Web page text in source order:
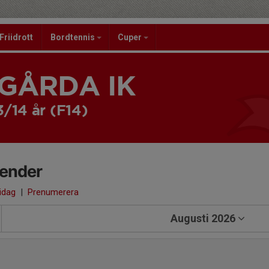
Friidrott Bordtennis Cuper
IK
14 år (F14)
| Prenumerera
Augusti 2026